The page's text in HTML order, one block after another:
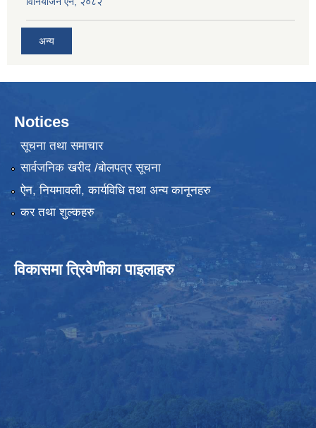
अन्य
Notices
सूचना तथा समाचार
सार्वजनिक खरीद /बोलपत्र सूचना
ऐन, नियमावली, कार्यविधि तथा अन्य कानूनहरु
कर तथा शुल्कहरु
विकासमा त्रिवेणीका पाइलाहरु